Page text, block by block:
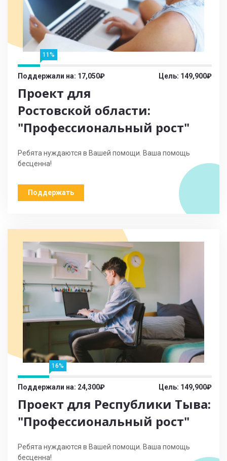
11%
Поддержали на: 17,050₽ Цель: 149,900₽
Проект для
Ростовской области:
"Профессиональный рост"
Ребята нуждаются в Вашей помощи. Ваша помощь
бесценна!
Поддержать
16%
Поддержали на: 24,300₽ Цель: 149,900₽
Проект для Республики Тыва:
"Профессиональный рост"
Ребята нуждаются в Вашей помощи. Ваша помощь
бесценна!